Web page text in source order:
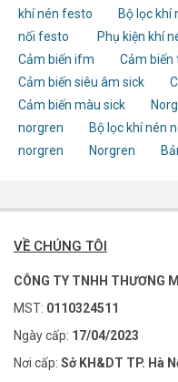
khí nén festo
Bộ lọc khí
nối festo
Phụ kiện khí
Cảm biến ifm
Cảm biến
Cảm biến siêu âm sick
Cảm biến màu sick
norgren
Bộ lọc khí nén
norgren
Norgren
VỀ CHÚNG TÔI
CÔNG TY TNHH THƯƠNG
MST: 0110324511
Ngày cấp: 17/04/2023
Nơi cấp: Sở KH&DT TP. Hà